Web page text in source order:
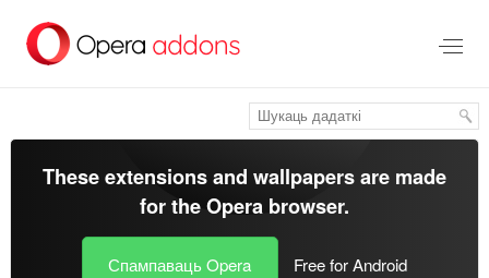
асноўнага
These extensions and wallpapers are made
for theOpera browser.
Спампаваць Opera Free for Android